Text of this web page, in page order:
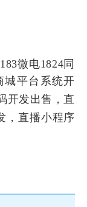
183微电1824同
城平台系统开
开发出售，直
，直播小程序